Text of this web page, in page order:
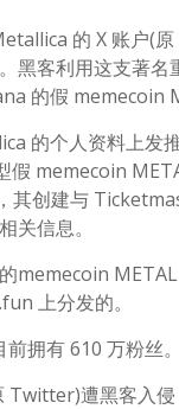
的 X 账户(
黑客利用这支著名
的假 memecoin
的个人资料上发
假 memecoin
其创建与
关信息。
memecoin
上分发的。
拥有 610 万粉丝。
Twitter)遭黑客入